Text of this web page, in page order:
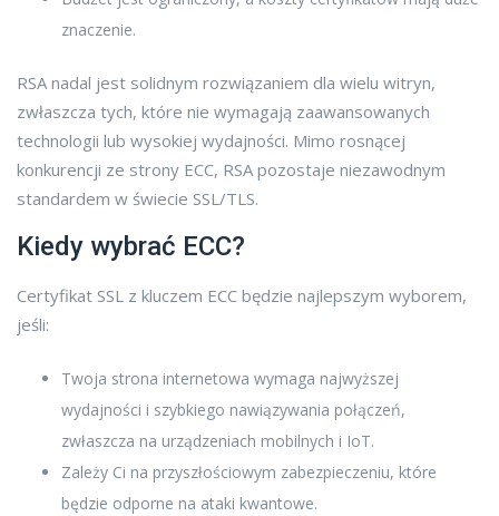
znaczenie.
RSA nadal jest solidnym rozwiązaniem dla wielu witryn,
zwłaszcza tych, które nie wymagają zaawansowanych
technologii lub wysokiej wydajności. Mimo rosnącej
konkurencji ze strony ECC, RSA pozostaje niezawodnym
standardem w świecie SSL/TLS.
Kiedy wybrać ECC?
Certyfikat SSL z kluczem ECC będzie najlepszym wyborem,
jeśli:
Twoja strona internetowa wymaga najwyższej
wydajności i szybkiego nawiązywania połączeń,
zwłaszcza na urządzeniach mobilnych i IoT.
Zależy Ci na przyszłościowym zabezpieczeniu, które
będzie odporne na ataki kwantowe.